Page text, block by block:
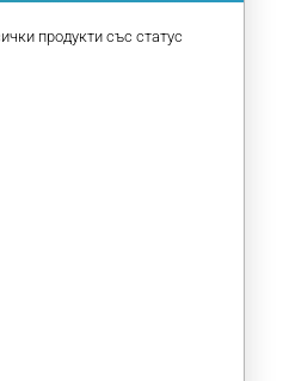
продукти със статус